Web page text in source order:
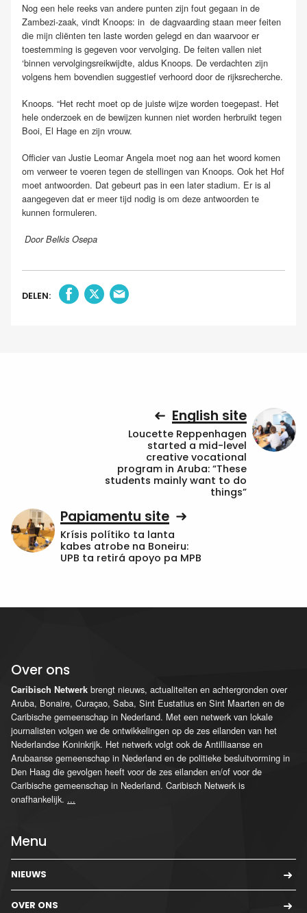
Nog een hele reeks van andere punten zijn fout gegaan in de
Zambezi-zaak, vindt Knoops: in de dagvaarding staan meer feiten
die mijn cliënten ten laste worden gelegd en dan waarvoor er
toestemming is gegeven voor vervolging. De feiten vallen niet
‘binnen vervolgingsreikwijdte, aldus Knoops. De verdachten zijn
volgens hem bovendien suggestief verhoord door de rijksrecherche.
Knoops. “Het recht moet op de juiste wijze worden toegepast. Het
hele onderzoek en de bewijzen kunnen niet worden herbruikt tegen
Booi, El Hage en zijn vrouw.
Officier van Justie Leomar Angela moet nog aan het woord komen
om verweer te voeren tegen de stellingen van Knoops. Ook het Hof
moet antwoorden. Dat gebeurt pas in een later stadium. Er is al
aangegeven dat er meer tijd nodig is om deze antwoorden te
kunnen formuleren.
Door Belkis Osepa
DELEN:
English site
Loucette Reppenhagen
started a mid-level
creative vocational
program in Aruba: “These
students mainly want to do
things”
Papiamentu site
Krísis polítiko ta lanta
kabes atrobe na Boneiru:
UPB ta retirá apoyo pa MPB
Over ons
Caribisch Netwerk brengt nieuws, actualiteiten en achtergronden over
Aruba, Bonaire, Curaçao, Saba, Sint Eustatius en Sint Maarten en de
Caribische gemeenschap in Nederland. Met een netwerk van lokale
journalisten volgen we de ontwikkelingen op de zes eilanden van het
Nederlandse Koninkrijk. Het netwerk volgt ook de Antilliaanse en
Arubaanse gemeenschap in Nederland en de politieke besluitvorming in
Den Haag die gevolgen heeft voor de zes eilanden en/of voor de
Caribische gemeenschap in Nederland. Caribisch Netwerk is
onafhankelijk. ...
Menu
NIEUWS
OVER ONS